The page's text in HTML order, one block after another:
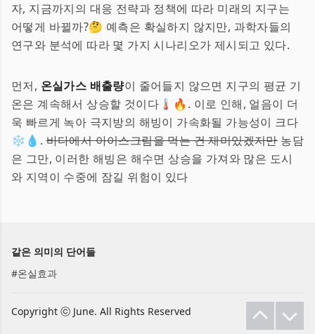
자, 지금까지의 대응 전략과 정책에 따라 미래의 지구는
어떻게 바뀔까?🤔 예측은 확실하지 않지만, 과학자들의
연구와 분석에 따라 몇 가지 시나리오가 제시되고 있다.
먼저, 온실가스 배출량이 줄어들지 않으면 지구의 평균 기
온은 계속해서 상승할 것이다🌡️🔥. 이로 인해, 얼음이 더
욱 빠르게 녹아 극지방의 해빙이 가속화될 가능성이 크다
❄️💧.바다에서 아이스크림을 먹는 건 재미있겠지만농담
은 그만, 이러한 해빙은 해수면 상승을 가져와 많은 도시
와 지역이 수중에 잠길 위험이 있다
같은 의미의 단어들
#온실효과
Copyright ⓒ June. All Rights Reserved